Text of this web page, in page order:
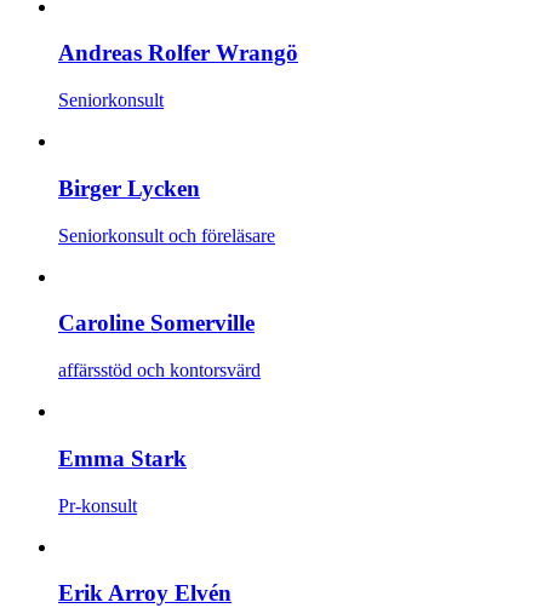
Andreas Rolfer Wrangö
Seniorkonsult
Birger Lycken
Seniorkonsult och föreläsare
Caroline Somerville
affärsstöd och kontorsvärd
Emma Stark
Pr-konsult
Erik Arroy Elvén